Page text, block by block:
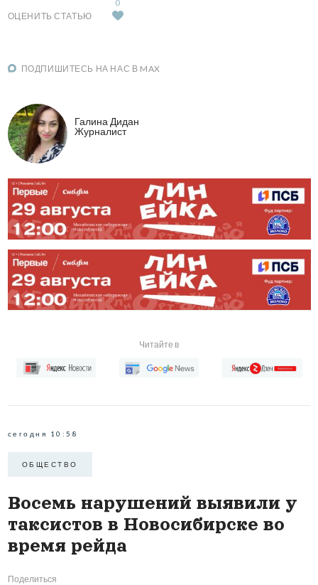
ОЦЕНИТЬ СТАТЬЮ
0
ПОДПИШИТЕСЬ НА НАС В MAX
Галина Дидан
Журналист
Читайте в
сегодня 10:58
ОБЩЕСТВО
Восемь нарушений выявили у
таксистов в Новосибирске во
время рейда
Поделиться